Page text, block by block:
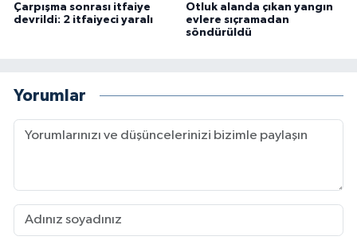
Çarpışma sonrası itfaiye
devrildi: 2 itfaiyeci yaralı
Otluk alanda çıkan yangın
evlere sıçramadan
söndürüldü
Yorumlar